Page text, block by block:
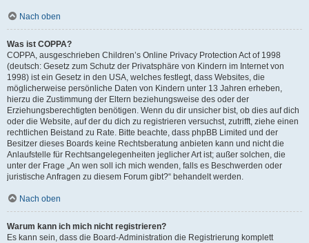
Nach oben
Was ist COPPA?
COPPA, ausgeschrieben Children’s Online Privacy Protection Act of 1998
(deutsch: Gesetz zum Schutz der Privatsphäre von Kindern im Internet von
1998) ist ein Gesetz in den USA, welches festlegt, dass Websites, die
möglicherweise persönliche Daten von Kindern unter 13 Jahren erheben,
hierzu die Zustimmung der Eltern beziehungsweise des oder der
Erziehungsberechtigten benötigen. Wenn du dir unsicher bist, ob dies auf dich
oder die Website, auf der du dich zu registrieren versuchst, zutrifft, ziehe einen
rechtlichen Beistand zu Rate. Bitte beachte, dass phpBB Limited und der
Besitzer dieses Boards keine Rechtsberatung anbieten kann und nicht die
Anlaufstelle für Rechtsangelegenheiten jeglicher Art ist; außer solchen, die
unter der Frage „An wen soll ich mich wenden, falls es Beschwerden oder
juristische Anfragen zu diesem Forum gibt?“ behandelt werden.
Nach oben
Warum kann ich mich nicht registrieren?
Es kann sein, dass die Board-Administration die Registrierung komplett